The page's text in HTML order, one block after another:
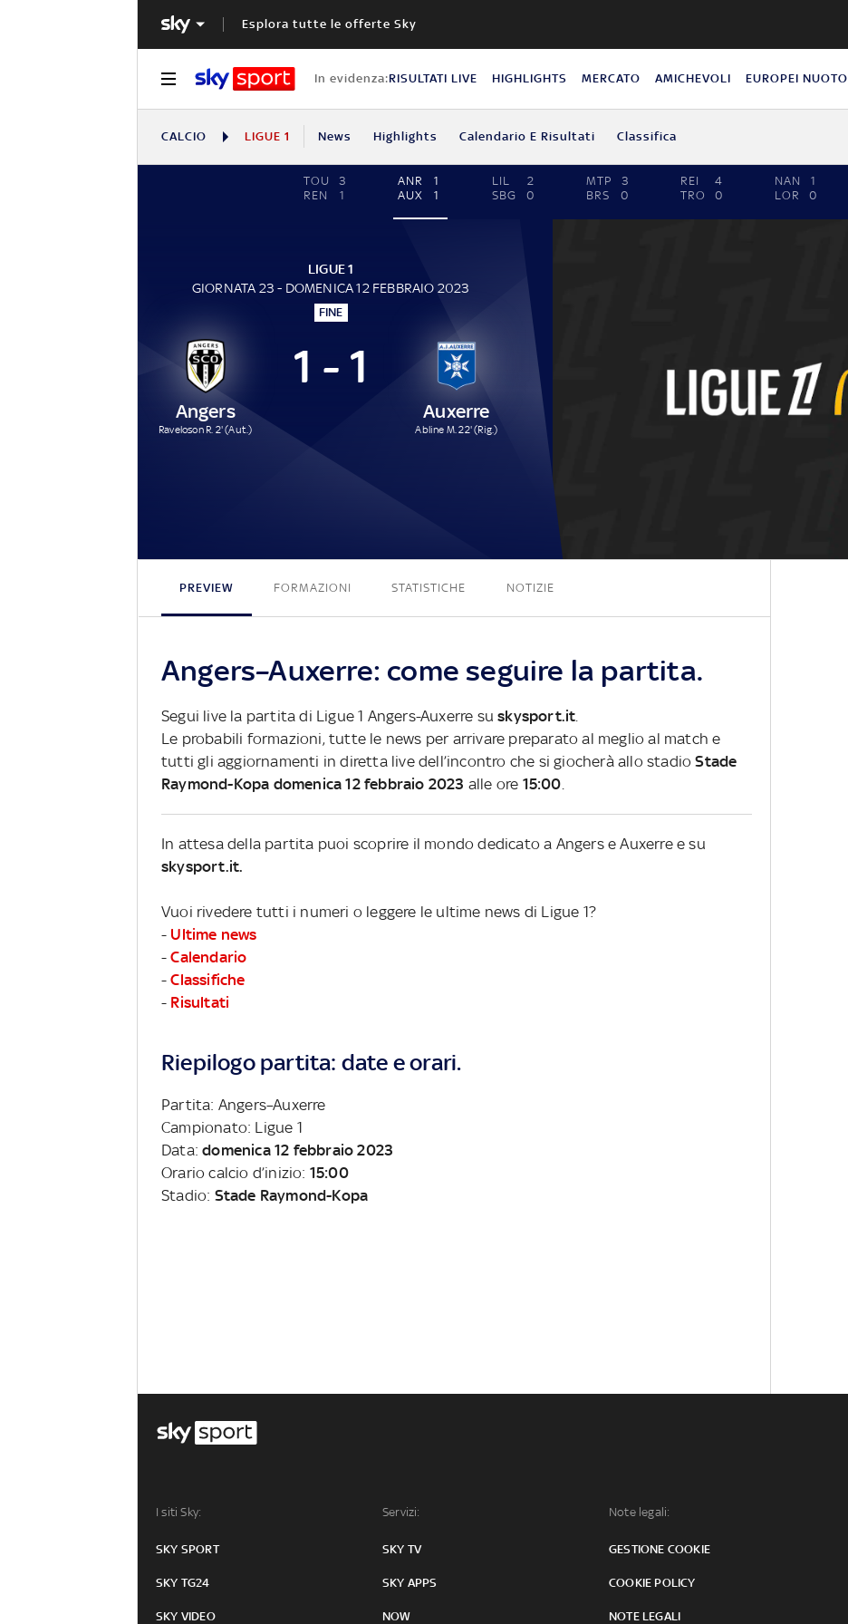
Esplora tutte le offerte Sky
In evidenza:RISULTATI LIVE HIGHLIGHTS MERCATO AMICHEVOLI EUROPEI NUOTO
CALCIO LIGUE 1 News Highlights Calendario E Risultati Classifica
TOU
3
REN
1
ANR
1
AUX
1
LIL
2
SBG
0
MTP
3
BRS
0
REI
4
TRO
0
NAN
1
LOR
0
LIGUE 1
GIORNATA 23 - DOMENICA 12 FEBBRAIO 2023
FINE
Angers
Raveloson R. 2' (Aut.)
1 - 1
Auxerre
Abline M. 22' (Rig.)
PREVIEW FORMAZIONI STATISTICHE NOTIZIE
Angers–Auxerre: come seguire la partita.
Segui live la partita di Ligue 1 Angers-Auxerre suskysport.it
Le probabili formazioni, tutte le news per arrivare preparato al meglio al match e
tutti gli aggiornamenti in diretta live dell’incontro che si giocherà allo stadioStade
Raymond-Kopa domenica 12 febbraio 2023 alle ore 15:00
In attesa della partita puoi scoprire il mondo dedicato a Angers e Auxerre e su
skysport.it.
Vuoi rivedere tutti i numeri o leggere le ultime news di Ligue 1?
- Ultime news
-Calendario
-Classifiche
- Risultati
Riepilogo partita: date e orari.
Partita: Angers–Auxerre
Campionato: Ligue 1
Data:domenica 12 febbraio 2023
Orario calcio d’inizio: 15:00
Stadio: Stade Raymond-Kopa
I siti Sky:
SKY SPORT
SKY TG24
SKY VIDEO
Servizi:
SKY TV
SKY APPS
NOW
Note legali:
GESTIONE COOKIE
COOKIE POLICY
NOTE LEGALI